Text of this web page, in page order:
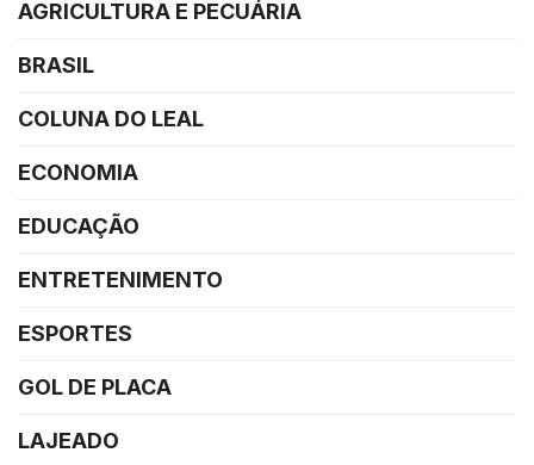
AGRICULTURA E PECUÁRIA
BRASIL
COLUNA DO LEAL
ECONOMIA
EDUCAÇÃO
ENTRETENIMENTO
ESPORTES
GOL DE PLACA
LAJEADO